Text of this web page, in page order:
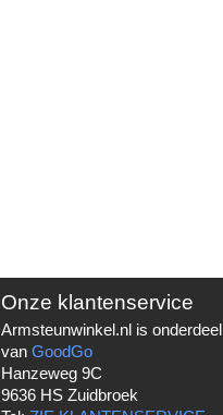
Onze klantenservice
Armsteunwinkel.nl is onderdeel
vanGoodGo
Hanzeweg 9C
9636 HS Zuidbroek